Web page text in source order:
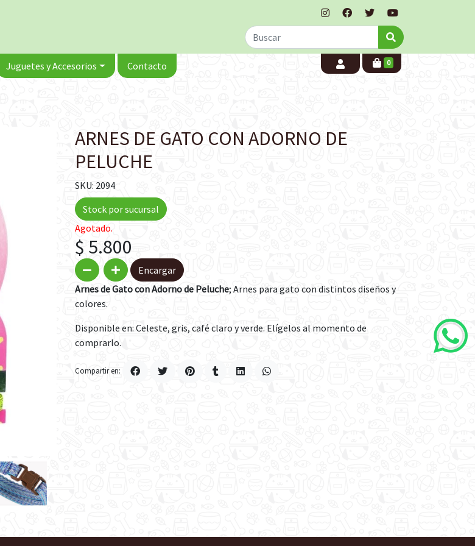
Juguetes y Accesorios Contacto 0
ARNES DE GATO CON ADORNO DE
PELUCHE
SKU: 2094
Stock por sucursal
Agotado.
$ 5.800
Encargar
Arnes de Gato con Adorno de Peluche; Arnes para gato con distintos diseños y
colores.
Disponible en: Celeste, gris, café claro y verde. Elígelos al momento de
comprarlo.
Compartir en: